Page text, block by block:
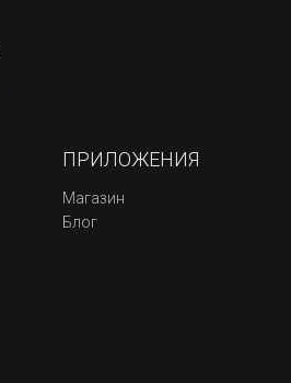
ПРИЛОЖЕНИЯ
Магазин
Блог